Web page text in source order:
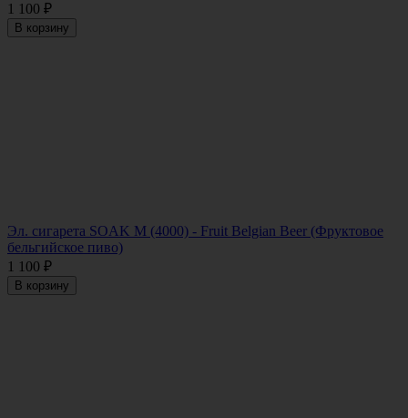
1 100 ₽
В корзину
Эл. сигарета SOAK M (4000) - Fruit Belgian Beer (Фруктовое
бельгийское пиво)
1 100 ₽
В корзину